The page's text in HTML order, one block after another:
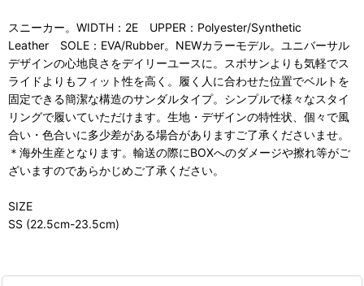
スニーカー。WIDTH：2E UPPER：Polyester/Synthetic
Leather SOLE：EVA/Rubber。NEWカラーモデル。ユニバーサル
デザインの心地良さをデイリーユースに。スポサンよりも気軽でス
ライドよりもフィット性を高く。履く人に合わせた位置でベルトを
固定できる簡潔な構造のサンダルタイプ。シンプルで様々なスタイ
リングで履いていただけます。生地・デザインの特性状、個々で風
合い・色合いに多少差がある場合がありますご了承くださいませ。
＊海外生産となります。輸送の際にBOXへのダメージや擦れ等がご
ざいますのであらかじめご了承ください。
SIZE
SS (22.5cm-23.5cm)